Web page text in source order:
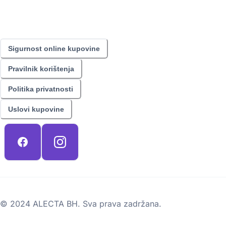
Sigurnost online kupovine
Pravilnik korištenja
Politika privatnosti
Uslovi kupovine
© 2024 ALECTA BH. Sva prava zadržana.